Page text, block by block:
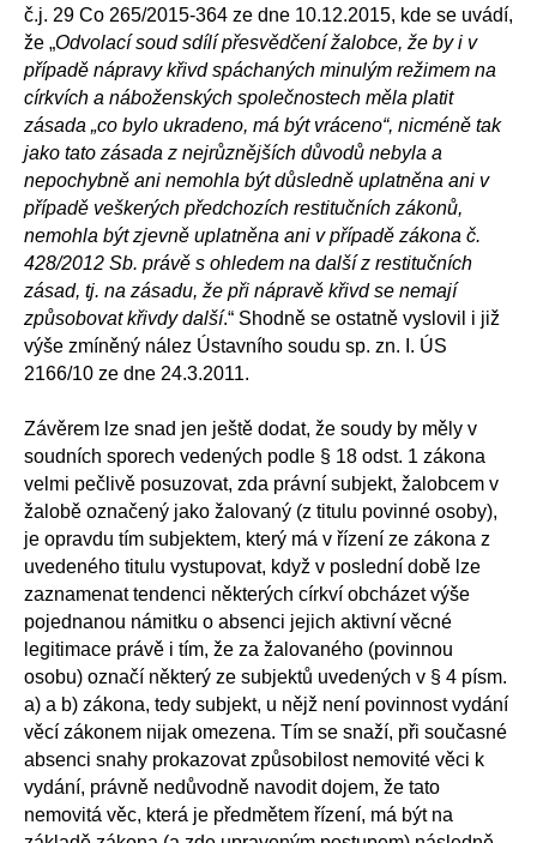
č.j. 29 Co 265/2015-364 ze dne 10.12.2015, kde se uvádí,
že „Odvolací soud sdílí přesvědčení žalobce, že by i v
případě nápravy křivd spáchaných minulým režimem na
církvích a náboženských společnostech měla platit
zásada „co bylo ukradeno, má být vráceno“, nicméně tak
jako tato zásada z nejrůznějších důvodů nebyla a
nepochybně ani nemohla být důsledně uplatněna ani v
případě veškerých předchozích restitučních zákonů,
nemohla být zjevně uplatněna ani v případě zákona č.
428/2012 Sb. právě s ohledem na další z restitučních
zásad, tj. na zásadu, že při nápravě křivd se nemají
způsobovat křivdy další.“ Shodně se ostatně vyslovil i již
výše zmíněný nález Ústavního soudu sp. zn. I. ÚS
2166/10 ze dne 24.3.2011.
Závěrem lze snad jen ještě dodat, že soudy by měly v
soudních sporech vedených podle § 18 odst. 1 zákona
velmi pečlivě posuzovat, zda právní subjekt, žalobcem v
žalobě označený jako žalovaný (z titulu povinné osoby),
je opravdu tím subjektem, který má v řízení ze zákona z
uvedeného titulu vystupovat, když v poslední době lze
zaznamenat tendenci některých církví obcházet výše
pojednanou námitku o absenci jejich aktivní věcné
legitimace právě i tím, že za žalovaného (povinnou
osobu) označí některý ze subjektů uvedených v § 4 písm.
a) a b) zákona, tedy subjekt, u nějž není povinnost vydání
věcí zákonem nijak omezena. Tím se snaží, při současné
absenci snahy prokazovat způsobilost nemovité věci k
vydání, právně nedůvodně navodit dojem, že tato
nemovitá věc, která je předmětem řízení, má být na